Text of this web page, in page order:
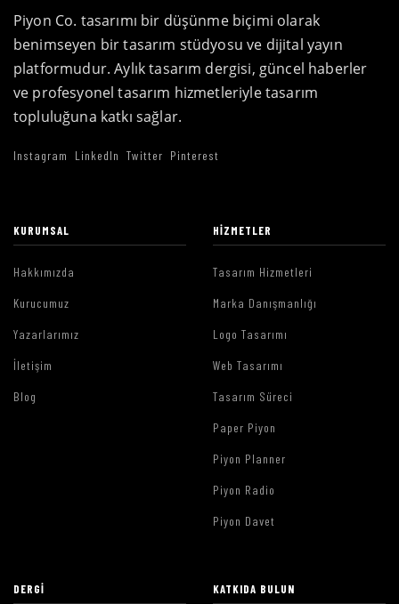
Piyon Co. tasarımı bir düşünme biçimi olarak
benimseyen bir tasarım stüdyosu ve dijital yayın
platformudur. Aylık tasarım dergisi, güncel haberler
ve profesyonel tasarım hizmetleriyle tasarım
topluluğuna katkı sağlar.
Instagram LinkedIn Twitter Pinterest
KURUMSAL
Hakkımızda
Kurucumuz
Yazarlarımız
İletişim
Blog
HIZMETLER
Tasarım Hizmetleri
Marka Danışmanlığı
Logo Tasarımı
Web Tasarımı
Tasarım Süreci
Paper Piyon
Piyon Planner
Piyon Radio
Piyon Davet
DERGI KATKIDA BULUN